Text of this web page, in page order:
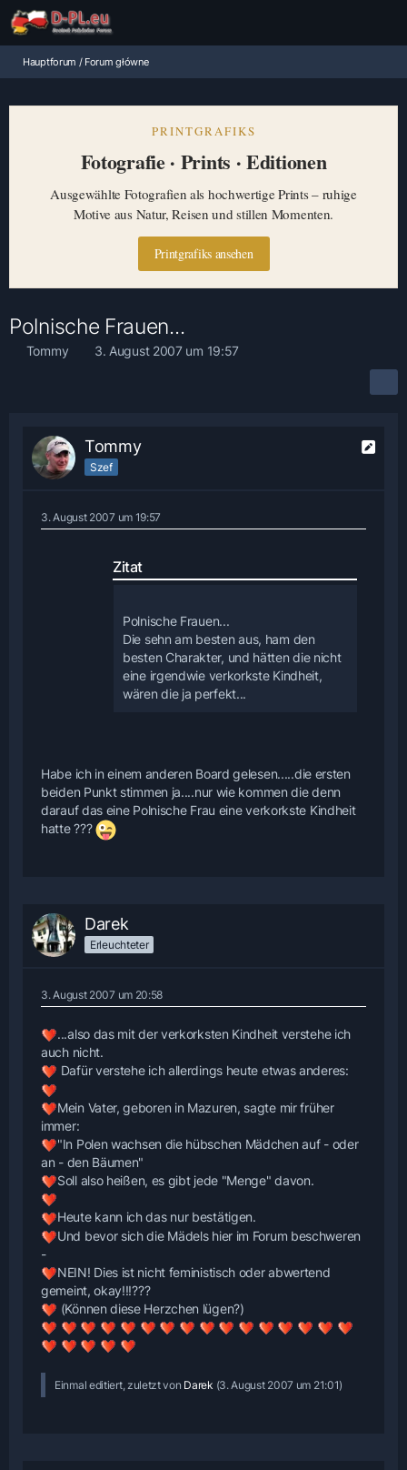
Hauptforum / Forum główne
PRINTGRAFIKS
Fotografie · Prints · Editionen
Ausgewählte Fotografien als hochwertige Prints – ruhige
Motive aus Natur, Reisen und stillen Momenten.
Printgrafiks ansehen
Polnische Frauen...
Tommy 3. August 2007 um 19:57
Tommy
Szef
3. August 2007 um 19:57
Zitat
Polnische Frauen...
Die sehn am besten aus, ham den
besten Charakter, und hätten die nicht
eine irgendwie verkorkste Kindheit,
wären die ja perfekt...
Habe ich in einem anderen Board gelesen.....die ersten
beiden Punkt stimmen ja....nur wie kommen die denn
darauf das eine Polnische Frau eine verkorkste Kindheit
hatte ???
Darek
Erleuchteter
3. August 2007 um 20:58
...also das mit der verkorksten Kindheit verstehe ich
auch nicht.
Dafür verstehe ich allerdings heute etwas anderes:
Mein Vater, geboren in Mazuren, sagte mir früher
immer:
"In Polen wachsen die hübschen Mädchen auf - oder
an - den Bäumen"
Soll also heißen, es gibt jede "Menge" davon.
Heute kann ich das nur bestätigen.
Und bevor sich die Mädels hier im Forum beschweren
-
NEIN! Dies ist nicht feministisch oder abwertend
gemeint, okay!!!???
(Können diese Herzchen lügen?)
Einmal editiert, zuletzt von Darek (3. August 2007 um 21:01)